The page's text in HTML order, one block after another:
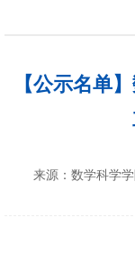
【公示名单
来源：数学科学